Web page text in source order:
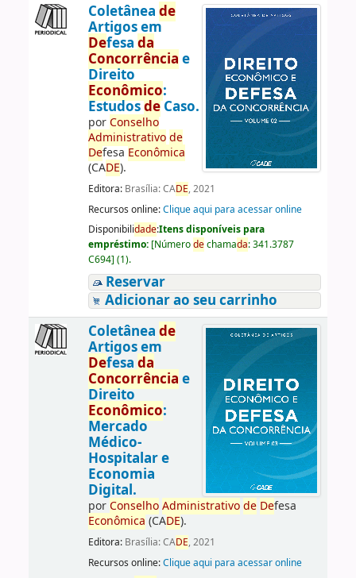
Coletânea de
Artigos em
Defesa da
Concorrência e
Direito
Econômico:
EstudosdeCaso.
porConselho
Administrativo de
Defesa Econômica
(CADE).
Editora: Brasília: CADE, 2021
Recursos online:Clique aqui para acessar online
Disponibilidade:Itens disponíveis para
empréstimo: [Númerodechamada:341.3787
C694] (1).
Reservar
Adicionar ao seu carrinho
Coletânea de
Artigos em
Defesa da
Concorrência e
Direito
Econômico:
Mercado
Médico-
Hospitalar e
Economia
Digital.
porConselho Administrativo de Defesa
Econômica (CADE).
Editora: Brasília: CADE, 2021
Recursos online:Clique aqui para acessar online